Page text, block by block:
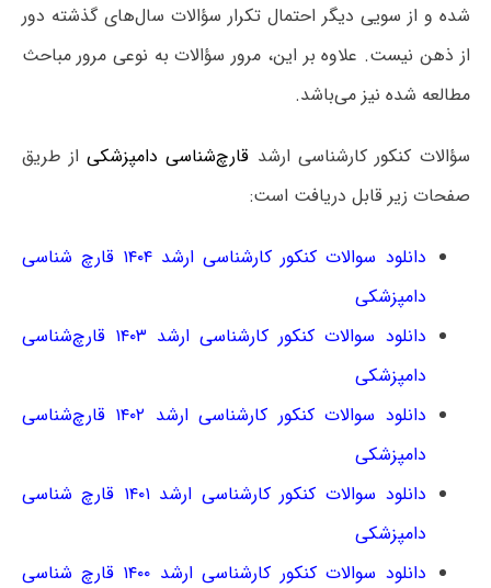
شده و از سویی دیگر احتمال تکرار سؤالات سال‌های گذشته دور
از ذهن نیست. علاوه بر این، مرور سؤالات به نوعی مرور مباحث
مطالعه‌ شده نیز می‌باشد.
سؤالات کنکور کارشناسی ارشد قارچ‌شناسی دامپزشکیاز طریق
صفحات زیر قابل دریافت است:
دانلود سوالات کنکور کارشناسی ارشد ۱۴۰۴ قارچ شناسی
دامپزشکی
دانلود سوالات کنکور کارشناسی ارشد ۱۴۰۳ قارچ‌شناسی
دامپزشکی
دانلود سوالات کنکور کارشناسی ارشد ۱۴۰۲ قارچ‌شناسی
دامپزشکی
دانلود سوالات کنکور کارشناسی ارشد ۱۴۰۱ قارچ شناسی
دامپزشکی
دانلود سوالات کنکور کارشناسی ارشد ۱۴۰۰ قارچ شناسی